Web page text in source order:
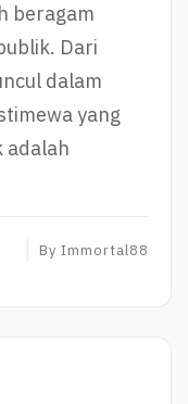
beragam
Dari
dalam
yang
adalah
By Immortal88